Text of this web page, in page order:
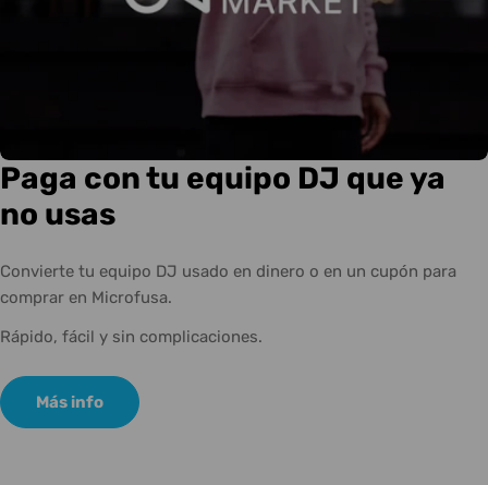
Paga con tu equipo DJ que ya
no usas
Convierte tu equipo DJ usado en dinero o en un cupón para
comprar en Microfusa.
Rápido, fácil y sin complicaciones.
Más info